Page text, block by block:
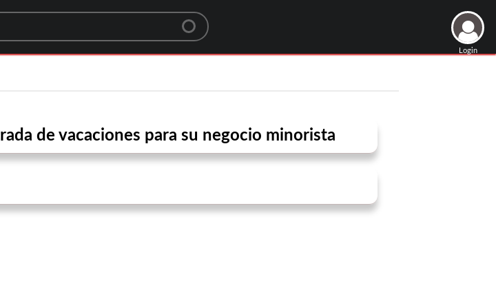
Login
de vacaciones para su negocio minorista